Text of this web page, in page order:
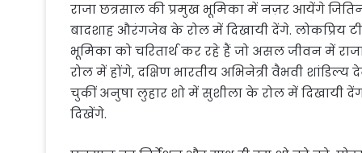
राजा छत्रसाल की प्रमुख भूमिका में नज़र आयेंगे
बादशाह औरंगजेब के रोल में दिखायी देंगे. लोकप्रिय
भूमिका को चरितार्थ कर रहे हैं जो असल जीवन में
रोल में होंगे, दक्षिण भारतीय अभिनेत्री वैभवी
चुकीं अनुषा लुहार शो में सुशीला के रोल में दिखायी
दिखेंगे.